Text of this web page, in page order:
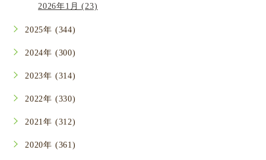
2026年1月 (23)
2025年 (344)
2024年 (300)
2023年 (314)
2022年 (330)
2021年 (312)
2020年 (361)